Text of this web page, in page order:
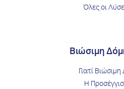
Όλες οι
Βιώσιμη
Γιατί
Η